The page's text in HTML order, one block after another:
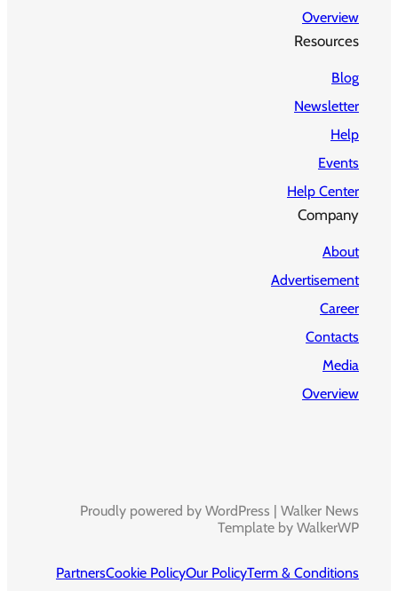
Overview
Resources
Blog
Newsletter
Help
Events
Help Center
Company
About
Advertisement
Career
Contacts
Media
Overview
Proudly powered by WordPress | Walker News
Template by WalkerWP
Term & Conditions
Our Policy
Cookie Policy
Partners